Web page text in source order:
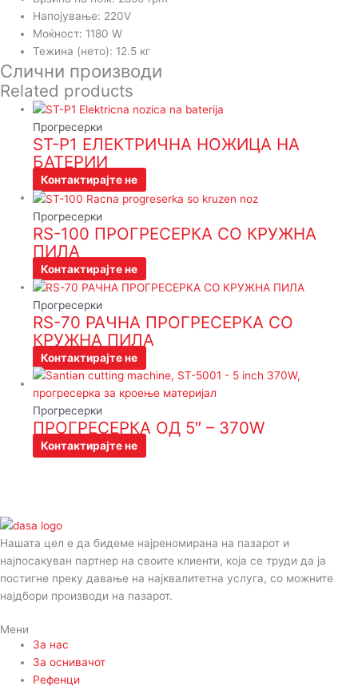
Напојување: 220V
Моќност: 1180 W
Тежина (нето): 12.5 кг
Слични производи
Related products
Прогресерки
ST-P1 ЕЛЕКТРИЧНА НОЖИЦА НА
БАТЕРИИ
Контактирајте не
Прогресерки
RS-100 ПРОГРЕСЕРКА СО КРУЖНА
ПИЛА
Контактирајте не
Прогресерки
RS-70 РАЧНА ПРОГРЕСЕРКА СО
КРУЖНА ПИЛА
Контактирајте не
Прогресерки
ПРОГРЕСЕРКА ОД 5″ – 370W
Контактирајте не
Нашата цел е да бидеме најреномирана на пазарот и
најпосакуван партнер на своите клиенти, која се труди да ја
постигне преку давање на најквалитетна услуга, со можните
најдбори производи на пазарот.
Мени
За нас
За оснивачот
Рефенци